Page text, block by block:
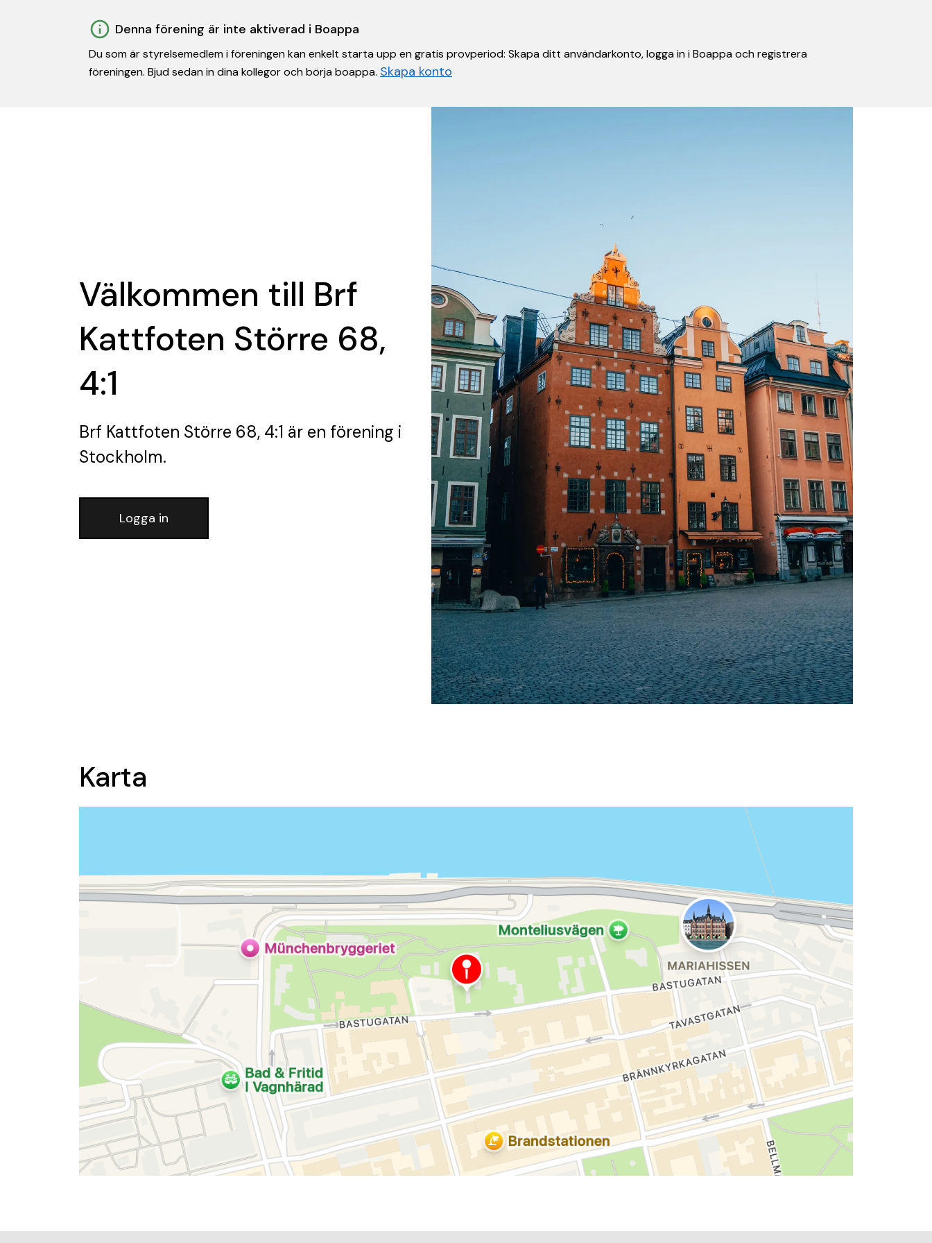
Denna förening är inte aktiverad i Boappa
Du som är styrelsemedlem i föreningen kan enkelt starta upp en gratis provperiod: Skapa ditt användarkonto, logga in i Boappa och registrera
föreningen. Bjud sedan in dina kollegor och börja boappa. Skapa konto
Välkommen till Brf
Kattfoten Större 68,
4:1
Brf Kattfoten Större 68, 4:1 är en förening i
Stockholm.
Logga in
Karta